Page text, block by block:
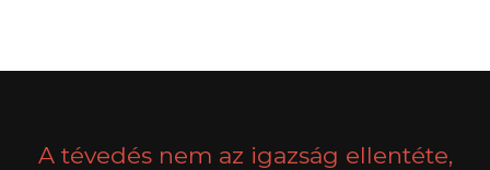
A tévedés nem az igazság ellentéte,